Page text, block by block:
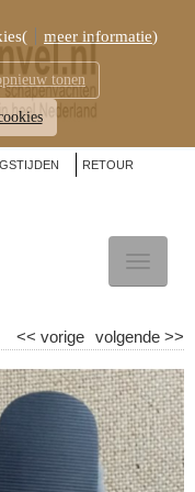
RETOUR
volgende >>
<< vorige
meer informatie)
tonen